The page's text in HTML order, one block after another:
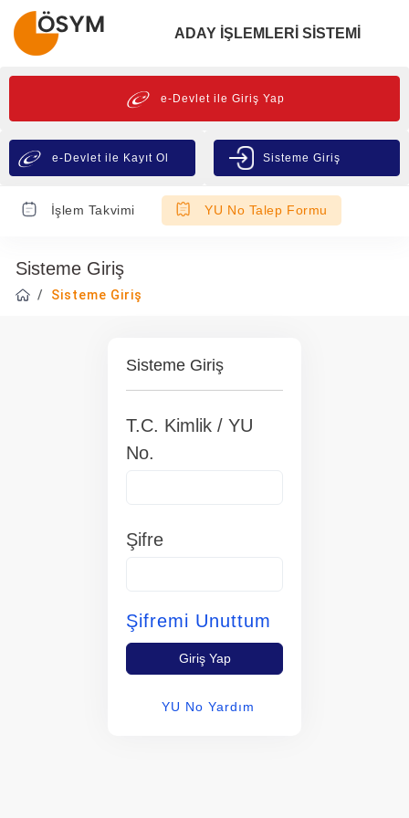
ADAY İŞLEMLERİ SİSTEMİ
e-Devlet ile Giriş Yap
e-Devlet ile Kayıt Ol Sisteme Giriş
İşlem Takvimi YU No Talep Formu
Sisteme Giriş
Sisteme Giriş
Sisteme Giriş
T.C. Kimlik / YU
No.
Şifre
Şifremi Unuttum
Giriş Yap
YU No Yardım